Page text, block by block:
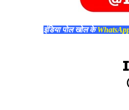
इंडिया पोल खोल के